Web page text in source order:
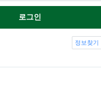
로그인
정보찾기